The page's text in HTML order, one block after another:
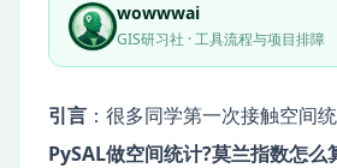
wowwwai
GIS研习社 · 工具流程与项目排障
引言 ：很多同学第一次接触空间
PySAL做空间统计?莫兰指数怎么